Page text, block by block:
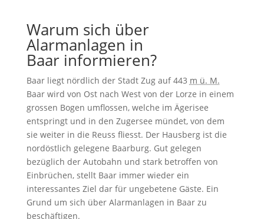
Warum sich über
Alarmanlagen in
Baar informieren?
Baar liegt nördlich der Stadt Zug auf 443 m ü. M.
Baar wird von Ost nach West von der Lorze in einem
grossen Bogen umflossen, welche im Ägerisee
entspringt und in den Zugersee mündet, von dem
sie weiter in die Reuss fliesst. Der Hausberg ist die
nordöstlich gelegene Baarburg. Gut gelegen
bezüglich der Autobahn und stark betroffen von
Einbrüchen, stellt Baar immer wieder ein
interessantes Ziel dar für ungebetene Gäste. Ein
Grund um sich über Alarmanlagen in Baar zu
beschäftigen.